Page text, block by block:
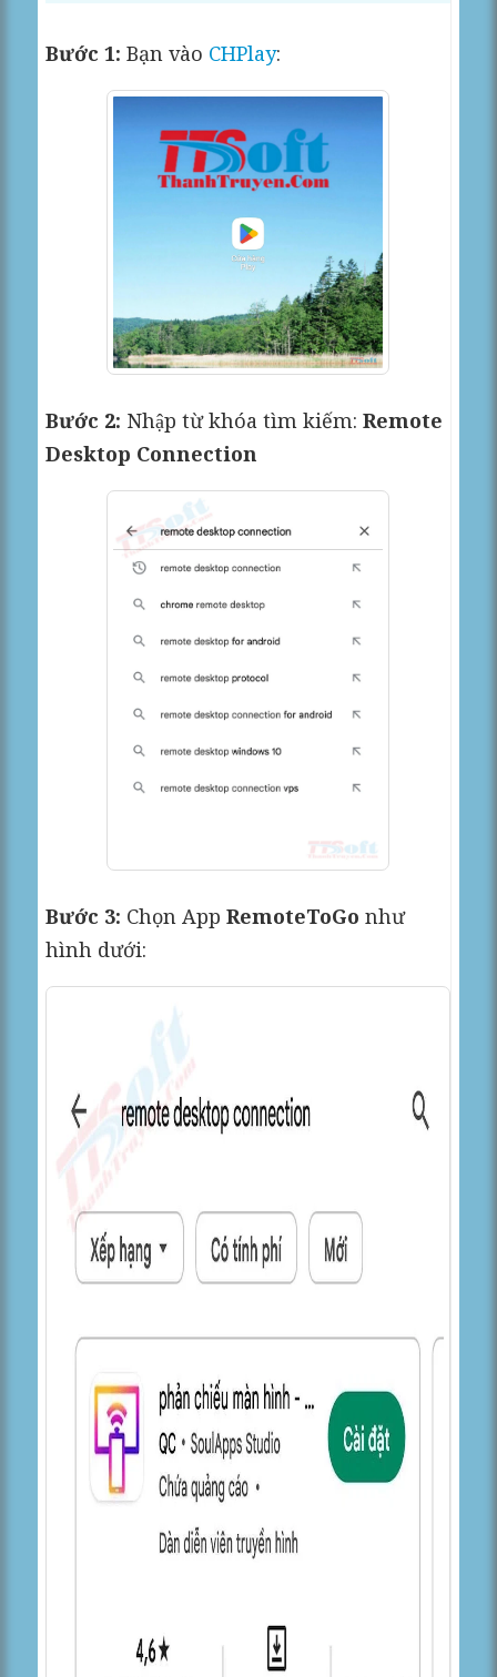
Bước 1: Bạn vào CHPlay:
Bước 2: Nhập từ khóa tìm kiếm:Remote
Desktop Connection
Bước 3: Chọn AppRemoteToGo như
hình dưới: